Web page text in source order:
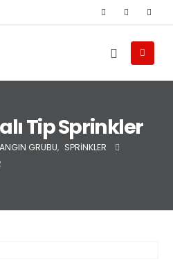
Tip Sprinkler
GRUBU, SPRINKLER